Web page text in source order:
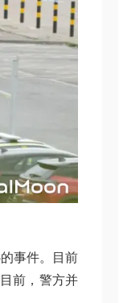
事件。目前
前，警方并